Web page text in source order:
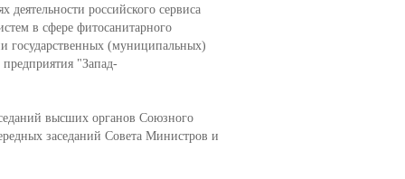
российского сервиса
в сфере фитосанитарного
государственных (муниципальных)
"Запад-
высших органов Союзного
заседаний Совета Министров и